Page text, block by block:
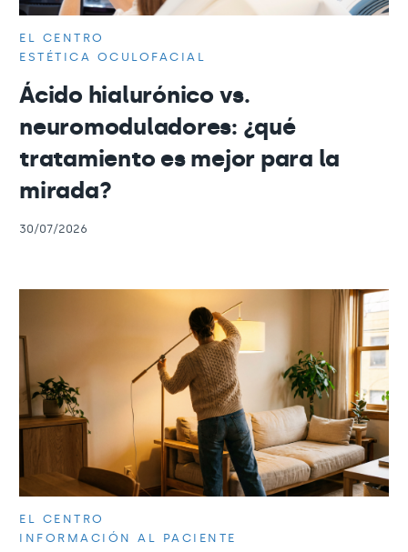
EL CENTRO
ESTÉTICA OCULOFACIAL
Ácido hialurónico vs.
neuromoduladores: ¿qué
tratamiento es mejor para la
mirada?
30/07/2026
EL CENTRO
INFORMACIÓN AL PACIENTE